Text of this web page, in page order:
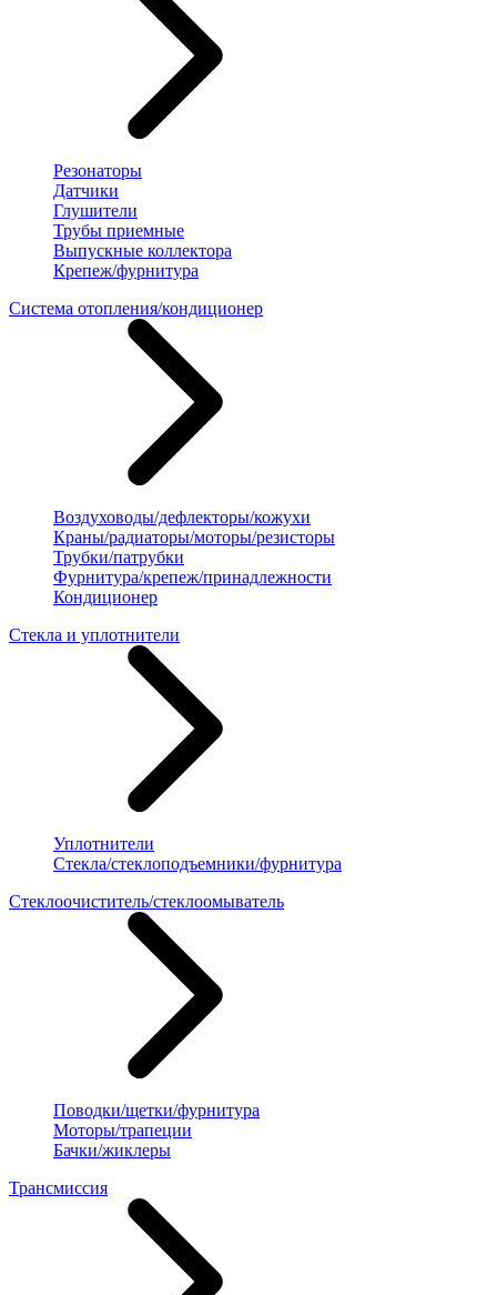
Резонаторы
Датчики
Глушители
Трубы приемные
Выпускные коллектора
Крепеж/фурнитура
Система отопления/кондиционер
Воздуховоды/дефлекторы/кожухи
Краны/радиаторы/моторы/резисторы
Трубки/патрубки
Фурнитура/крепеж/принадлежности
Кондиционер
Стекла и уплотнители
Уплотнители
Стекла/стеклоподъемники/фурнитура
Стеклоочиститель/стеклоомыватель
Поводки/щетки/фурнитура
Моторы/трапеции
Бачки/жиклеры
Трансмиссия